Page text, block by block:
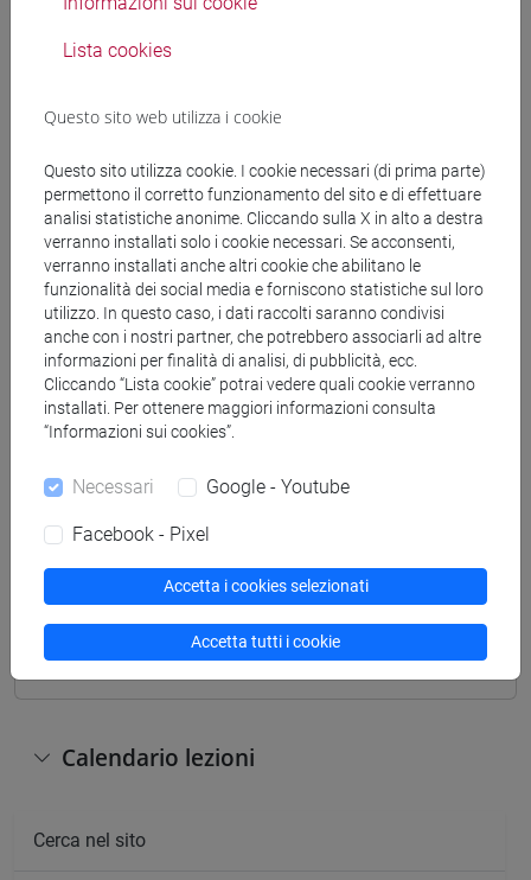
Docenti e corsi di laurea
Genera calendario ICS
Genera calendario XLS
Copia questo URL per importare gli orari nel tuo Google
Calendar:
https://www.unive.it/data/ajax/Didattica/generaics?
cache=-1&afid=610827
Orario settimanale
Giorno Orario Aula Sede Note
Calendario lezioni
Cerca nel sito
Lista cookies
Questo sito web utilizza i cookie
Questo sito utilizza cookie. I cookie necessari (di prima parte)
permettono il corretto funzionamento del sito e di effettuare
analisi statistiche anonime. Cliccando sulla X in alto a destra
verranno installati solo i cookie necessari. Se acconsenti,
verranno installati anche altri cookie che abilitano le
funzionalità dei social media e forniscono statistiche sul loro
utilizzo. In questo caso, i dati raccolti saranno condivisi
anche con i nostri partner, che potrebbero associarli ad altre
informazioni per finalità di analisi, di pubblicità, ecc.
Cliccando “Lista cookie” potrai vedere quali cookie verranno
installati. Per ottenere maggiori informazioni consulta
“Informazioni sui cookies”.
Necessari Google - Youtube
Facebook - Pixel
Accetta i cookies selezionati
Accetta tutti i cookie